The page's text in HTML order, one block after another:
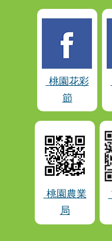
桃園花彩
節
桃園農業
局